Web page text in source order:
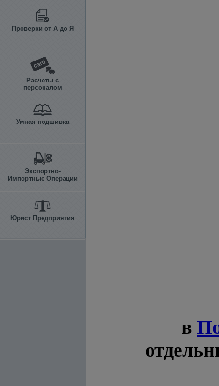
Проверки от А до Я
Расчеты с
персоналом
Умная подшивка
Экспортно-
Импортные Операции
Юрист Предприятия
в